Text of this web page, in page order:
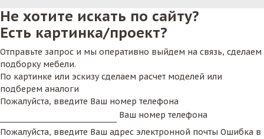
Не хотите искать по сайту?
Есть картинка/проект?
Отправьте запрос и мы оперативно выйдем на связь, сделаем
подборку мебели.
По картинке или эскизу сделаем расчет моделей или
подберем аналоги
Пожалуйста, введите Ваш номер телефона
Ваш номер телефона
Пожалуйста, введите Ваш адрес электронной почты Ошибка в